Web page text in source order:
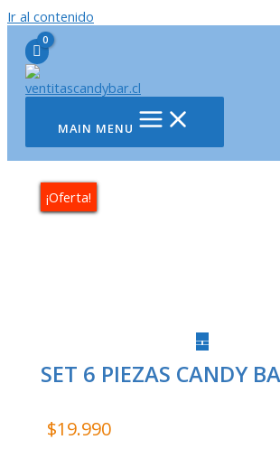
Ir al contenido
MAIN MENU
¡Oferta!
SET 6 PIEZAS CANDY
$19.990